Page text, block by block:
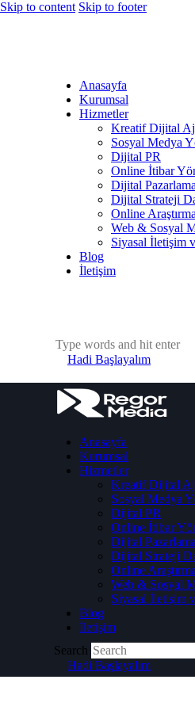
Skip to content Skip to footer
Anasayfa
Kurumsal
Hizmetler
Kreatif Dijital
Sosyal Medya
Dijital PR
Online İtibar
Dijital Pazarlama
Dijital Strateji
Online Araştırma
Web & Sosyal
Siyasal İletişim
Blog
İletişim
Hadi Başlayalım
Anasayfa
Kurumsal
Hizmetler
Kreatif Dijital
Sosyal Medya
Dijital PR
Online İtibar
Dijital Pazarlama
Dijital Strateji
Online Araştırma
Web & Sosyal
Siyasal İletişim
Blog
İletişim
Search
Hadi Başlayalım